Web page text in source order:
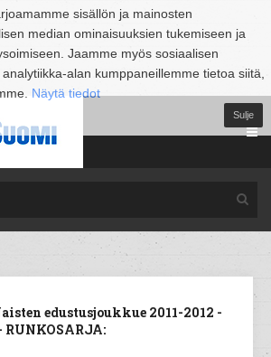
sisällön ja mainosten
median ominaisuuksien tukemiseen ja
Jaamme myös sosiaalisen
alan kumppaneillemme tietoa siitä,
Näytä tiedot
Sulje
edustusjoukkue 2011-2012 -